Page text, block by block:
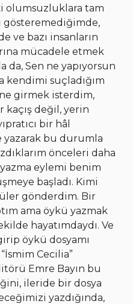
olumsuzluklara tam
gösteremediğimde,
ve bazı insanların
mücadele etmek
da, Sen ne yapıyorsun
kendimi suçladığım
girmek isterdim,
kaçış değil, yerin
bir hâl
bu durumla
önceleri daha
eylemi benim
başladı. Kimi
gönderdim. Bir
ama öykü yazmak
hayatımdaydı. Ve
öykü dosyamı
Cecilia”
Emre Bayın bu
ileride bir dosya
yazdığında,